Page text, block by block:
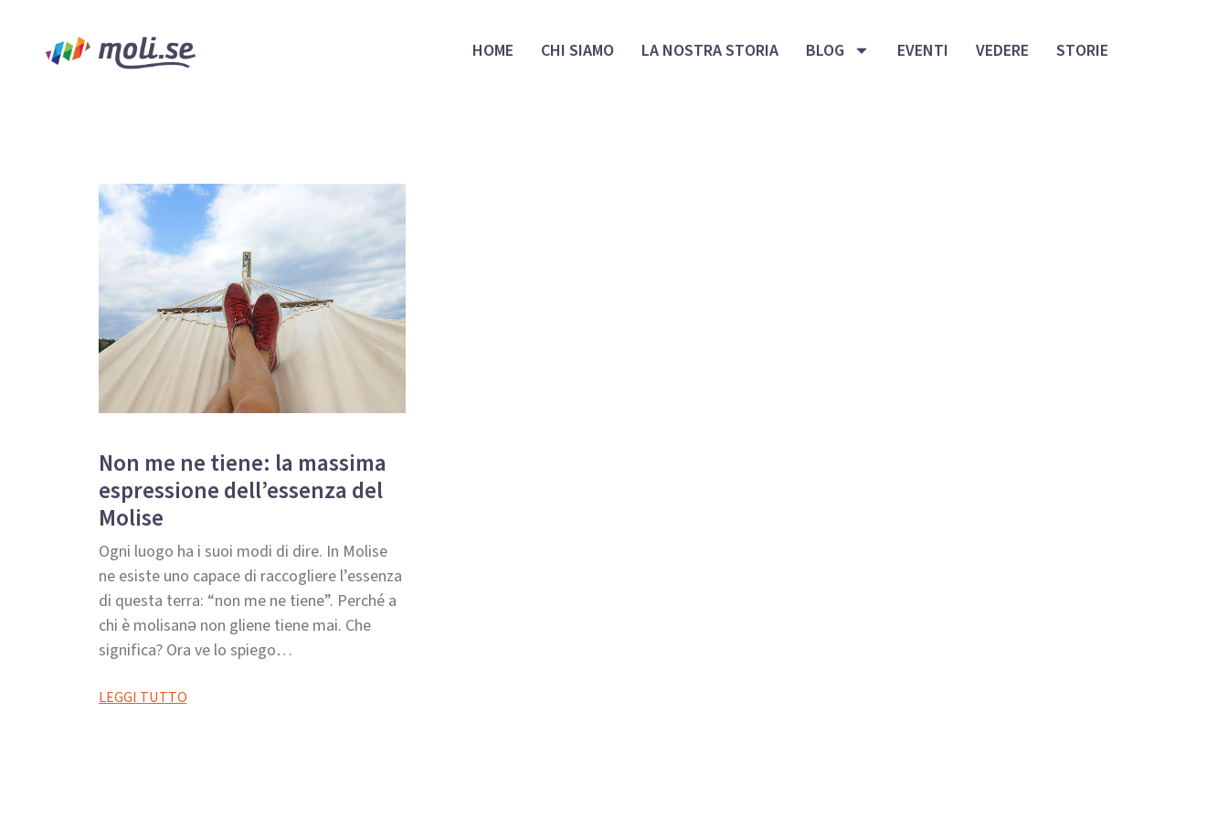
HOME CHI SIAMO LA NOSTRA STORIA BLOG EVENTI VEDERE STORIE
Non me ne tiene: la massima
espressione dell’essenza del
Molise
Ogni luogo ha i suoi modi di dire. In Molise
ne esiste uno capace di raccogliere l’essenza
di questa terra: “non me ne tiene”. Perché a
chi è molisanə non gliene tiene mai. Che
significa? Ora ve lo spiego…
LEGGI TUTTO